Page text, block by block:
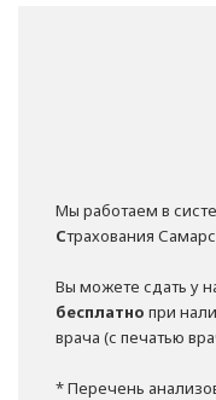
Мы работаем в
Страхования
Вы можете сдать у
бесплатно при
врача (с печатью
* Перечень